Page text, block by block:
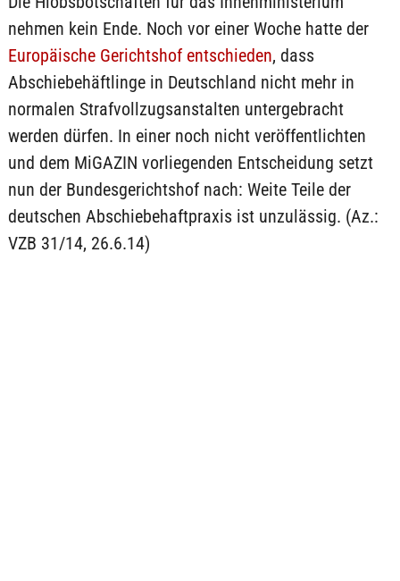
nehmen kein Ende. Noch vor einer Woche hatte der
Europäische Gerichtshof entschieden, dass
Abschiebehäftlinge in Deutschland nicht mehr in
normalen Strafvollzugsanstalten untergebracht
werden dürfen. In einer noch nicht veröffentlichten
und dem MiGAZIN vorliegenden Entscheidung setzt
nun der Bundesgerichtshof nach: Weite Teile der
deutschen Abschiebehaftpraxis ist unzulässig. (Az.:
VZB 31/14, 26.6.14)